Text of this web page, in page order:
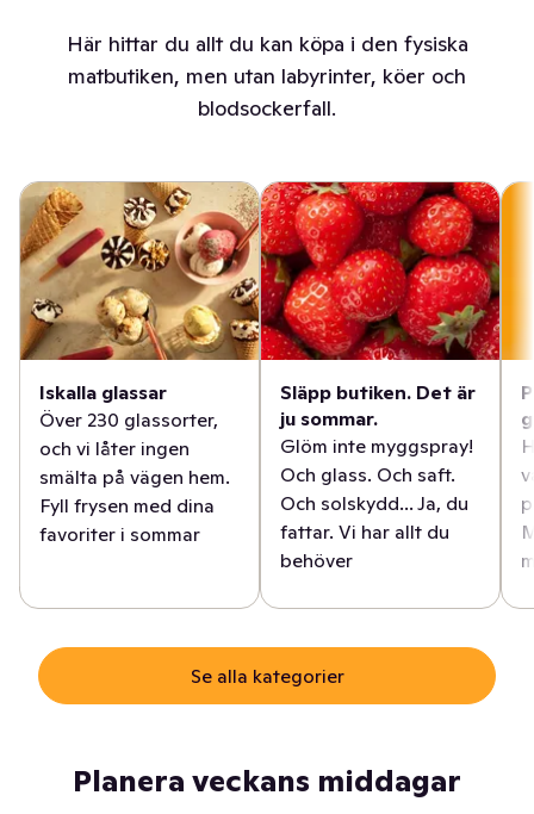
Här hittar du allt du kan köpa i den fysiska
matbutiken, men utan labyrinter, köer och
blodsockerfall.
Iskalla glassar
Över 230 glassorter,
och vi låter ingen
smälta på vägen hem.
Fyll frysen med dina
favoriter i sommar
Släpp butiken. Det är
ju sommar.
Glöm inte myggspray!
Och glass. Och saft.
Och solskydd... Ja, du
fattar. Vi har allt du
behöver
Se alla kategorier
Planera veckans middagar